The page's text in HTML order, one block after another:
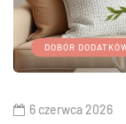
DOBÓR
6 czerwca 2026